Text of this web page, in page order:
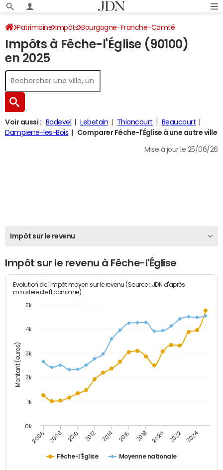
Patrimoine Impôts Bourgogne-Franche-Comté
Territoire de Belfort Fêche-l'Église Impôt sur le revenu
Impôts à Fêche-l'Église (90100)
en 2025
Voir aussi : Badevel Lebetain Thiancourt
Beaucourt
Dampierre-les-Bois
Comparer Fêche-l'Église à une autre ville
Mise à jour le 25/06/26
Impôt sur le revenu
Impôt sur le revenu à Fêche-l'Église
Montant (euros)
Evolution de l'impôt moyen sur le revenu (Source : JDN d'après
ministère de l'Economie)
Fêche-l'Église Moyenne nationale
2006 2008 2010 2012 2014 2016 2018 2020 2022 2024
0k
1k
2k
3k
4k
5k